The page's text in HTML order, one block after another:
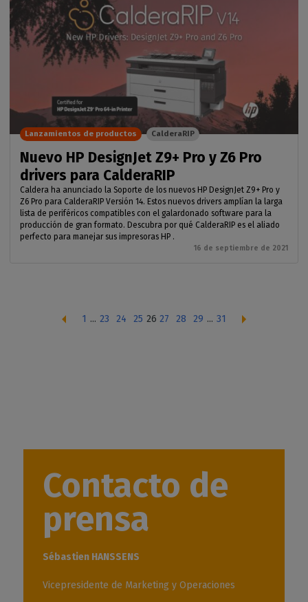
Nuevo HP DesignJet Z9+ Pro y Z6 Pro
drivers para CalderaRIP
Caldera ha anunciado la Soporte de los nuevos HP DesignJet Z9+ Pro y
Z6 Pro para CalderaRIP Versión 14. Estos nuevos drivers amplían la larga
lista de periféricos compatibles con el galardonado software para la
producción de gran formato. Descubra por qué CalderaRIP es el aliado
perfecto para manejar sus impresoras HP .
16 de septiembre de 2021
Lanzamientos de productos CalderaRIP
1 ... 23 24 25 26 27 28 29 ... 31
Contacto de
prensa
Sébastien HANSSENS
Vicepresidente de Marketing y Operaciones